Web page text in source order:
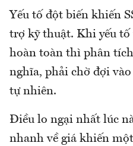
Yếu tố đột biến khiến
trợ kỹ thuật. Khi yếu
hoàn toàn thì phân
nghĩa, phải chờ đợi vào
tự nhiên.
Điều lo ngại nhất lúc
nhanh về giá khiến